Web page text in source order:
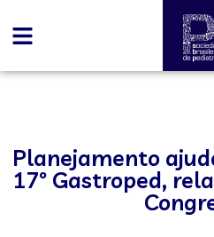
Planejamento
17º Gastroped,